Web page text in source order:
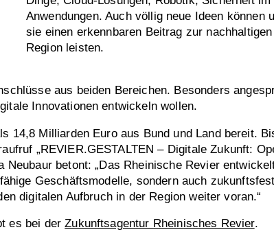
Anwendungen. Auch völlig neue Ideen können
sie einen erkennbaren Beitrag zur
Region leisten.
aus beiden Bereichen. Besonders
Innovationen entwickeln wollen.
Milliarden Euro aus Bund und Land bereit.
„REVIER.GESTALTEN – Digitale Zukunft:
betont: „Das Rheinische Revier
Geschäftsmodelle, sondern auch
digitalen Aufbruch in der Region weiter voran.“
es bei derZukunftsagentur Rheinisches Revier.